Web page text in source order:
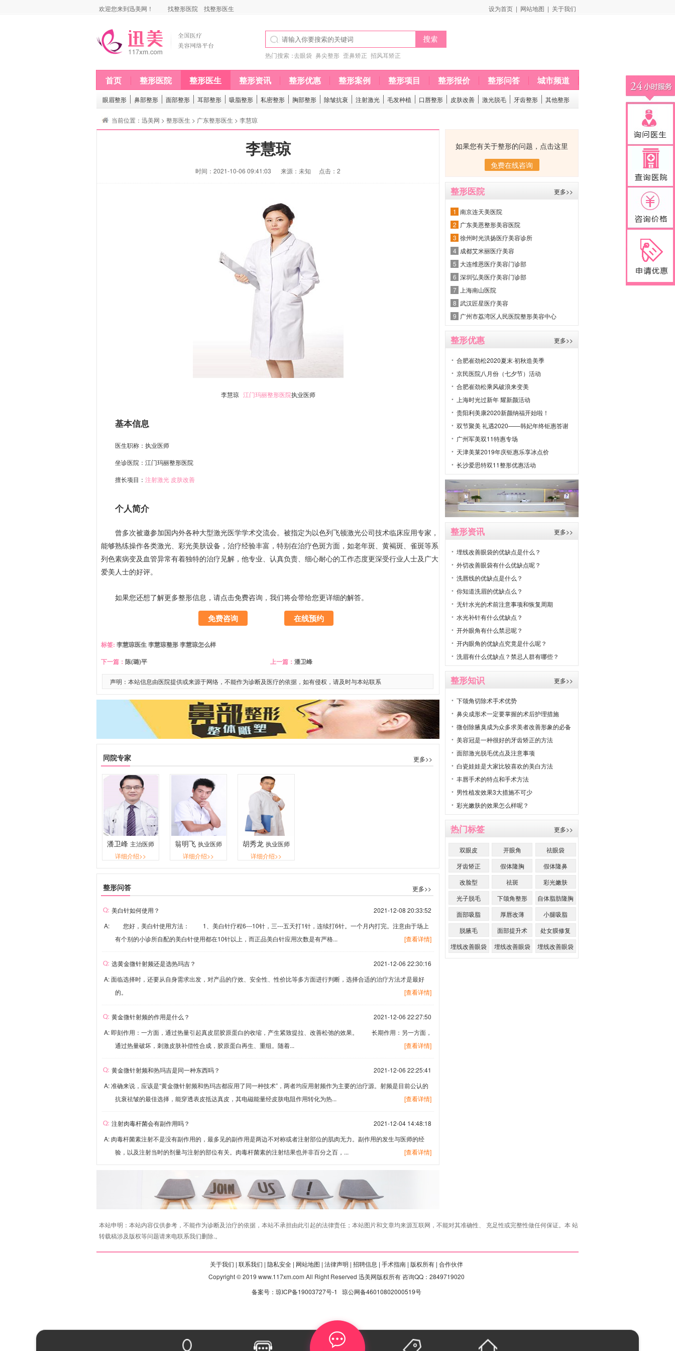
欢迎您来到迅美网！ 找整形医院 找整形医生 设为首页 | 网站地图 | 关于我们
热门搜索：去眼袋 鼻尖整形 歪鼻矫正 招风耳矫正
首页 整形医院 整形医生 整形资讯 整形优惠 整形案例 整形项目 整形报价 整形问答 城市频道
眼眉整形 鼻部整形 面部整形 耳部整形 吸脂整形 私密整形 胸部整形 除皱抗衰 注射激光 毛发种植 口唇整形 皮肤改善 激光脱毛 牙齿整形 其他整形
当前位置： 迅美网 > 整形医生 > 广东整形医生 > 李慧琼
李慧琼
时间：2021-10-06 09:41:03 来源：未知 点击：2
李慧琼 江门玛丽整形医院执业医师
基本信息
医生职称：执业医师
坐诊医院： 江门玛丽整形医院
擅长项目： 注射激光 皮肤改善
个人简介
曾多次被邀参加国内外各种大型激光医学学术交流会。被指定为以色列飞顿激光公司技术临床应用专家，
能够熟练操作各类激光、彩光美肤设备，治疗经验丰富，特别在治疗色斑方面，如老年斑、黄褐斑、雀斑等系
列色素病变及血管异常有着独特的治疗见解，他专业、认真负责、细心耐心的工作态度更深受行业人士及广大
爱美人士的好评。
如果您还想了解更多整形信息，请点击免费咨询，我们将会带给您更详细的解答。
免费咨询 在线预约
标签: 李慧琼医生李慧琼整形李慧琼怎么样
下一篇： 陈(璐)平 上一篇： 潘卫峰
声明：本站信息由医院提供或来源于网络，不能作为诊断及医疗的依据，如有侵权，请及时与本站联系
同院专家 更多>>
潘卫峰 主治医师
详细介绍>>
翁明飞 执业医师
详细介绍>>
胡秀龙 执业医师
详细介绍>>
整形问答 更多>>
美白针如何使用？
2021-12-08 20:33:52
A: 您好，美白针使用方法： 1、美白针疗程6---10针，三---五天打1针，连续打6针。一个月内打完。注意由于场上
有个别的小诊所自配的美白针使用都在10针以上，而正品美白针应用次数是有严格...
[查看详情]
选黄金微针射频还是选热玛吉？
2021-12-06 22:30:16
A: 面临选择时，还要从自身需求出发，对产品的疗效、安全性、性价比等多方面进行判断，选择合适的治疗方法才是最好
的。
[查看详情]
黄金微针射频的作用是什么？
2021-12-06 22:27:50
A: 即刻作用：一方面，通过热量引起真皮层胶原蛋白的收缩，产生紧致提拉、改善松弛的效果。 长期作用：另一方面，
通过热量破坏，刺激皮肤补偿性合成，胶原蛋白再生、重组。随着...
[查看详情]
黄金微针射频和热玛吉是同一种东西吗？
2021-12-06 22:25:41
A: 准确来说，应该是“黄金微针射频和热玛吉都应用了同一种技术”，两者均应用射频作为主要的治疗源。射频是目前公认的
抗衰祛皱的最佳选择，能穿透表皮抵达真皮，其电磁能量经皮肤电阻作用转化为热...
[查看详情]
注射肉毒杆菌会有副作用吗？
2021-12-04 14:48:18
A: 肉毒杆菌素注射不是没有副作用的，最多见的副作用是两边不对称或者注射部位的肌肉无力。副作用的发生与医师的经
验，以及注射当时的剂量与注射的部位有关。肉毒杆菌素的注射结果也并非百分之百，...
[查看详情]
如果您有关于整形的问题，点击这里
免费在线咨询
整形医院 更多>>
1 南京连天美医院
2 广东美恩整形美容医院
3 徐州时光洪扬医疗美容诊所
4 成都艾米丽医疗美容
5 大连维恩医疗美容门诊部
6 深圳弘美医疗美容门诊部
7
上海南山医院
8 武汉匠星医疗美容
9 广州市荔湾区人民医院整形美容中心
整形优惠 更多>>
合肥崔劲松2020夏末·初秋造美季
京民医院八月份（七夕节）活动
合肥崔劲松乘风破浪来变美
上海时光过新年 耀新颜活动
贵阳利美康2020新颜纳福开始啦！
双节聚美 礼遇2020——韩妃年终钜惠答谢
广州军美双11特惠专场
天津美莱2019年庆钜惠乐享冰点价
长沙爱思特双11整形优惠活动
整形资讯 更多>>
埋线改善眼袋的优缺点是什么？
外切改善眼袋有什么优缺点呢？
洗唇线的优缺点是什么？
你知道洗眉的优缺点么？
无针水光的术前注意事项和恢复周期
水光补针有什么优缺点？
开外眼角有什么禁忌呢？
开内眼角的优缺点究竟是什么呢？
洗眉有什么优缺点？禁忌人群有哪些？
整形知识 更多>>
下颌角切除术手术优势
鼻尖成形术一定要掌握的术后护理措施
微创除腋臭成为众多求美者改善形象的必备
美容冠是一种很好的牙齿矫正的方法
面部激光脱毛优点及注意事项
白瓷娃娃是大家比较喜欢的美白方法
丰唇手术的特点和手术方法
男性植发效果3大措施不可少
彩光嫩肤的效果怎么样呢？
热门标签 更多>>
双眼皮 开眼角
祛眼袋
牙齿矫正
假体隆胸
假体隆鼻
改脸型
祛斑
彩光嫩肤
光子脱毛
下颌角整形
自体脂肪隆胸
面部吸脂
厚唇改薄
小腿吸脂
脱腋毛
面部提升术
处女膜修复
埋线改善眼袋
埋线改善眼袋
埋线改善眼袋
本站申明：本站内容仅供参考，不能作为诊断及治疗的依据，本站不承担由此引起的法律责任；本站图片和文章均来源互联网，不能对其准确性、 充足性或完整性做任何保证。本 站
转载稿涉及版权等问题请来电联系我们删除.。
关于我们 | 联系我们 | 隐私安全 | 网站地图 | 法律声明 | 招聘信息 | 手术指南 | 版权所有 | 合作伙伴
Copyright © 2019 www.117xm.com All Right Reserved 迅美网版权所有 咨询QQ：2849719020
备案号：琼ICP备19003727号-1
琼公网备46010802000519号